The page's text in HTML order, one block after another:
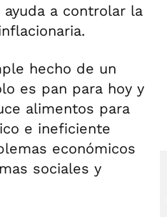
a controlar la
hecho de un
es pan para hoy y
alimentos para
e ineficiente
económicos
sociales y